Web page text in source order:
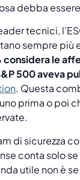
debba
tecnici,
sempre più
considera le
500 aveva
. Questa
prima o poi
di sicurezza
conta solo
utile non è